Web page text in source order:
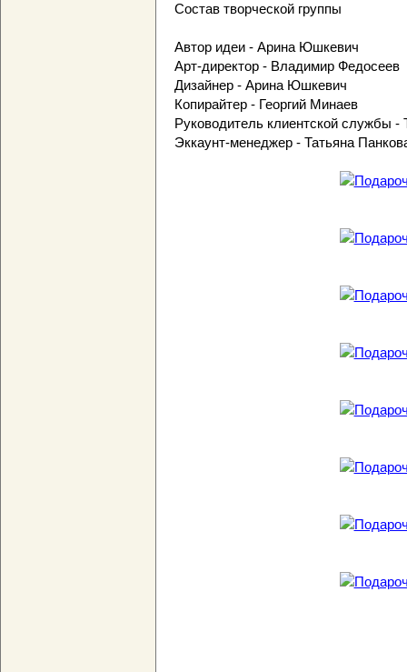
Состав творческой группы
Автор идеи - Арина Юшкевич
Арт-директор - Владимир Федосеев
Дизайнер - Арина Юшкевич
Копирайтер - Георгий Минаев
Руководитель клиентской службы -
Эккаунт-менеджер - Татьяна